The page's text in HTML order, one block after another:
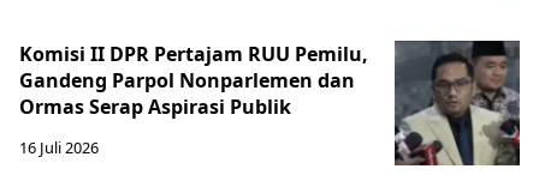
Komisi II DPR Pertajam RUU Pemilu,
Gandeng Parpol Nonparlemen dan
Ormas Serap Aspirasi Publik
16 Juli 2026